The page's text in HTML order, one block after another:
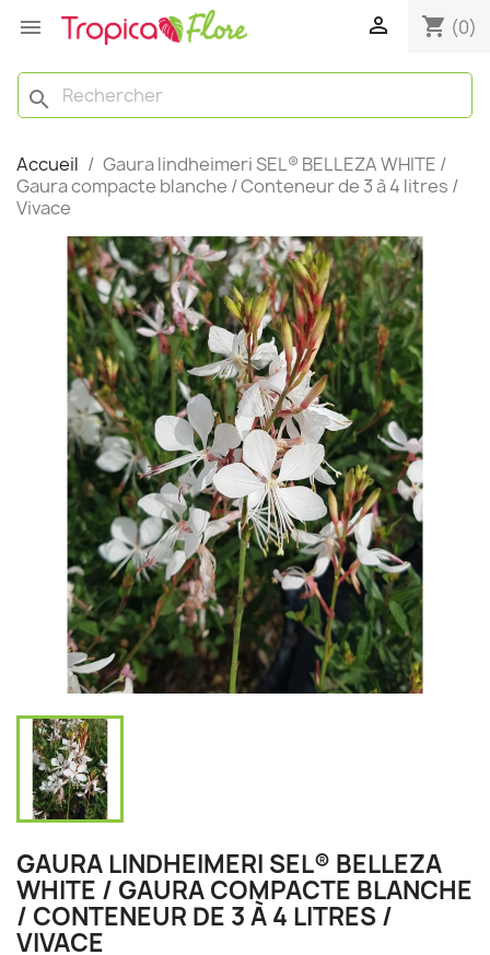
  shopping_cart (0)
search
Accueil
Gaura lindheimeri SEL® BELLEZA WHITE /
Gaura compacte blanche / Conteneur de 3 à 4 litres /
Vivace
GAURA LINDHEIMERI SEL® BELLEZA
WHITE / GAURA COMPACTE BLANCHE
/ CONTENEUR DE 3 À 4 LITRES /
VIVACE